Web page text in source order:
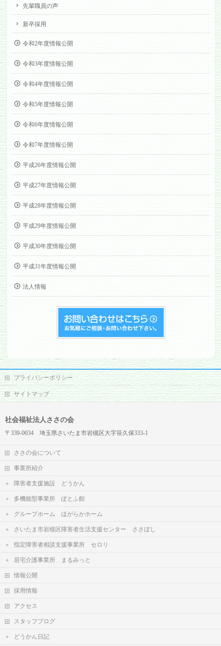
先輩職員の声
新卒採用
令和2年度情報公開
令和3年度情報公開
令和4年度情報公開
令和5年度情報公開
令和6年度情報公開
令和7年度情報公開
平成26年度情報公開
平成27年度情報公開
平成28年度情報公開
平成29年度情報公開
平成30年度情報公開
平成31年度情報公開
法人情報
プライバシーポリシー
サイトマップ
社会福祉法人ささの会
〒339-0034 埼玉県さいたま市岩槻区大字笹久保333-1
ささの会について
事業所紹介
障害者支援施設 どうかん
多機能型事業所 ぽとふ館
グループホーム ほがらかホーム
さいたま市岩槻区障害者生活支援センター ささぼし
指定障害者相談支援事業所 セロリ
居宅介護事業所 まるみっと
情報公開
採用情報
アクセス
スタッフブログ
どうかん日記